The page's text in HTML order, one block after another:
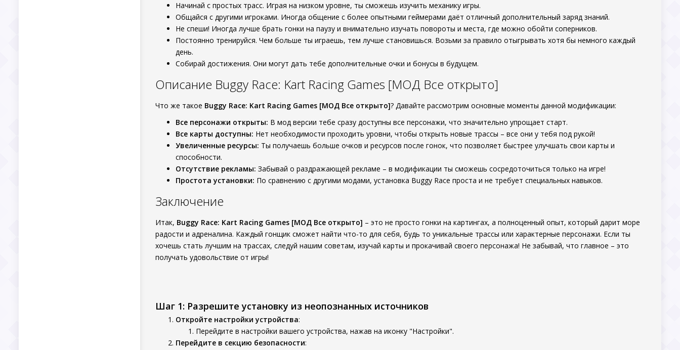
Начинай с простых трасс. Играя на низком уровне, ты сможешь изучить механику игры.
Общайся с другими игроками. Иногда общение с более опытными геймерами даёт отличный дополнительный заряд знаний.
Не спеши! Иногда лучше брать гонки на паузу и внимательно изучать повороты и места, где можно обойти соперников.
Постоянно тренируйся. Чем больше ты играешь, тем лучше становишься. Возьми за правило отыгрывать хотя бы немного каждый
день.
Собирай достижения. Они могут дать тебе дополнительные очки и бонусы в будущем.
Описание Buggy Race: Kart Racing Games [МОД Все открыто]
Что же такое Buggy Race: Kart Racing Games [МОД Все открыто]? Давайте рассмотрим основные моменты данной модификации:
Все персонажи открыты: В мод версии тебе сразу доступны все персонажи, что значительно упрощает старт.
Все карты доступны: Нет необходимости проходить уровни, чтобы открыть новые трассы – все они у тебя под рукой!
Увеличенные ресурсы: Ты получаешь больше очков и ресурсов после гонок, что позволяет быстрее улучшать свои карты и
способности.
Отсутствие рекламы: Забывай о раздражающей рекламе – в модификации ты сможешь сосредоточиться только на игре!
Простота установки: По сравнению с другими модами, установка Buggy Race проста и не требует специальных навыков.
Заключение
Итак, Buggy Race: Kart Racing Games [МОД Все открыто] – это не просто гонки на картингах, а полноценный опыт, который дарит море
радости и адреналина. Каждый гонщик сможет найти что-то для себя, будь то уникальные трассы или характерные персонажи. Если ты
хочешь стать лучшим на трассах, следуй нашим советам, изучай карты и прокачивай своего персонажа! Не забывай, что главное – это
получать удовольствие от игры!
Шаг 1: Разрешите установку из неопознанных источников
Откройте настройки устройства:
Перейдите в настройки вашего устройства, нажав на иконку "Настройки".
Перейдите в секцию безопасности: